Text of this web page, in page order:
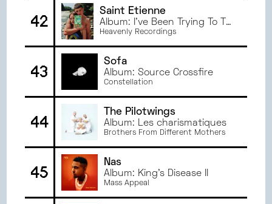
42
Saint Etienne
Album: I've Been Trying To Tell
You
Heavenly Recordings
43
Sofa
Album: Source Crossfire
Constellation
44
The Pilotwings
Album: Les charismatiques
Brothers From Different Mothers
45
Nas
Album: King's Disease II
Mass Appeal